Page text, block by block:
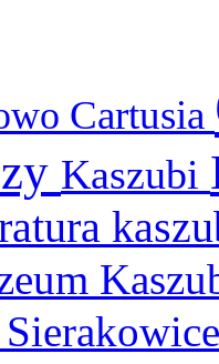
Cartusia
Kaszubi